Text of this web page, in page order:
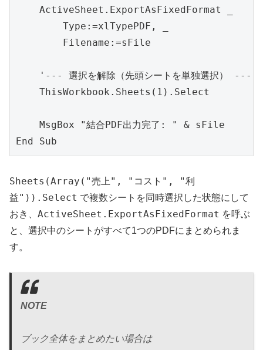
    ActiveSheet.ExportAsFixedFormat _
        Type:=xlTypePDF, _
        Filename:=sFile
    '--- 選択を解除（先頭シートを単独選択） ---
    ThisWorkbook.Sheets(1).Select
    MsgBox "結合PDF出力完了: " & sFile
End Sub
Sheets(Array("売上", "コスト", "利
益")).Select で複数シートを同時選択した状態にして
おき、 ActiveSheet.ExportAsFixedFormat を呼ぶ
と、選択中のシートがすべて1つのPDFにまとめられま
す。
NOTE
ブック全体をまとめたい場合は